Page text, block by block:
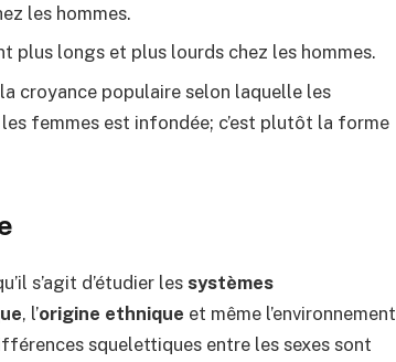
les hommes.
plus longs et plus lourds chez les hommes.
croyance populaire selon laquelle les
femmes est infondée; c’est plutôt la forme
s’agit d’étudier les systèmes
, l’origine ethnique et même l’environnement
squelettiques entre les sexes sont